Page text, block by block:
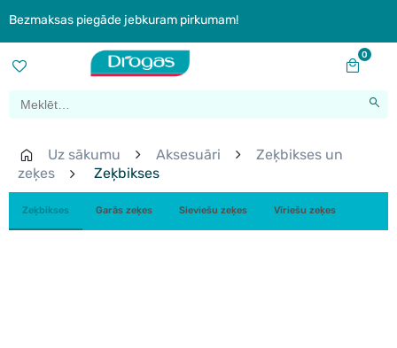
Bezmaksas piegāde jebkuram pirkumam!
0
Uz sākumu Aksesuāri
Zeķbikses un
zeķes
Zeķbikses
Zeķbikses Garās zeķes Sieviešu zeķes Vīriešu zeķes